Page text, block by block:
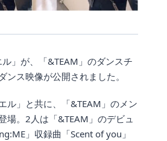
ル」が、「&TEAM」のダンスチ
ンス映像が公開されました。
ル」と共に、「&TEAM」のメン
場。2人は「&TEAM」のデビュ
」収録曲「Scent of you」